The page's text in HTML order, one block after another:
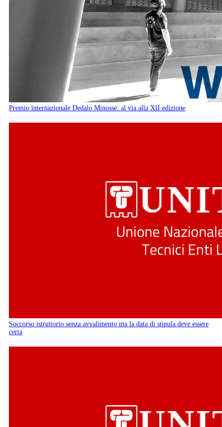
Premio internazionale Dedalo Minosse: al via alla XII edizione
Soccorso istruttorio senza avvalimento ma la data di stipula deve essere
certa